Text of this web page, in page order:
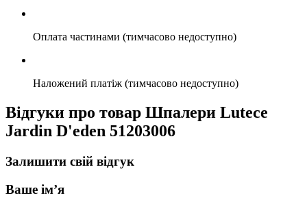
Оплата частинами (тимчасово недоступно)
Наложений платіж (тимчасово недоступно)
Відгуки про товар Шпалери Lutece
Jardin D'eden 51203006
Залишити свій відгук
Ваше ім’я